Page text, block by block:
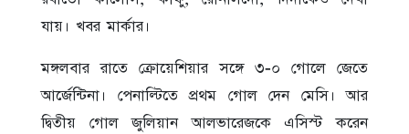
যায়। খবর মার্কার।
মঙ্গলবার রাতে ক্রোয়েশিয়ার সঙ্গে ৩-০ গোলে জেতে
আর্জেন্টিনা। পেনাল্টিতে প্রথম গোল দেন মেসি। আর
দ্বিতীয় গোল জুলিয়ান আলভারেজকে এসিস্ট করেন